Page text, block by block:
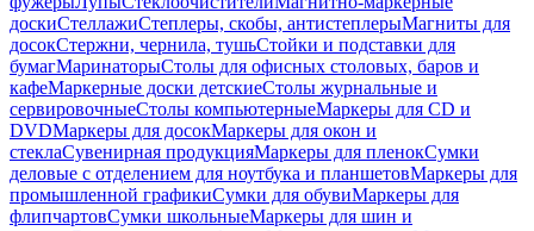
доскиСтеллажиСтеплеры, скобы, антистеплерыМагниты для
досокСтержни, чернила, тушьСтойки и подставки для
бумагМаринаторыСтолы для офисных столовых, баров и
кафеМаркерные доски детскиеСтолы журнальные и
сервировочныеСтолы компьютерныеМаркеры для CD и
DVDМаркеры для досокМаркеры для окон и
стеклаСувенирная продукцияМаркеры для пленокСумки
деловые с отделением для ноутбука и планшетовМаркеры для
промышленной графикиСумки для обувиМаркеры для
флипчартовСумки школьныеМаркеры для шин и